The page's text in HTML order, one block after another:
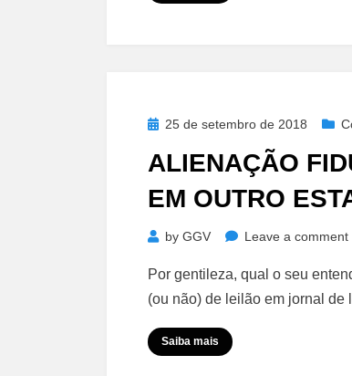
Posted25 de setembro de 2018
ALIENAÇÃO
EM OUTRO
by GGV Leave a comment
Por gentileza, qual o seu
(ou não) de leilão em jornal
Saiba mais